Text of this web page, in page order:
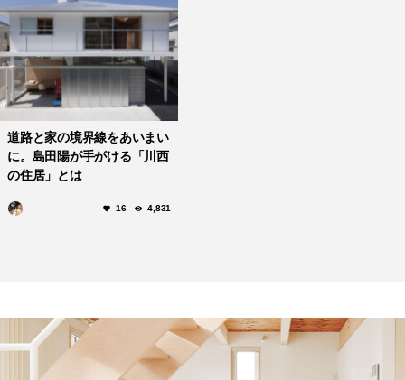
道路と家の境界線をあいまい
に。島田陽が手がける「川西
の住居」とは
16 4,831